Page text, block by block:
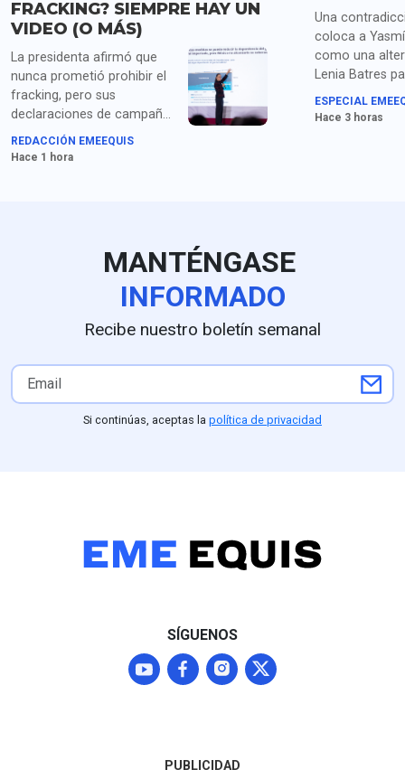
FRACKING? SIEMPRE HAY UN
VIDEO (O MÁS)
La presidenta afirmó que
nunca prometió prohibir el
fracking, pero sus
declaraciones de campaña
y como presidenta
muestran una postura
REDACCIÓN EMEEQUIS
Hace 1 hora
Una
coloca a
como una
Lenia Batres
Presidencia de
Quedó en
ESPECIAL
Hace 3 horas
MANTÉNGASE
INFORMADO
Recibe nuestro boletín semanal
Si continúas, aceptas la política de privacidad
SÍGUENOS
PUBLICIDAD